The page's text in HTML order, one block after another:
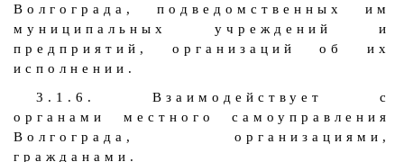
Волгограда, подведомственных им
муниципальных учреждений и
предприятий, организаций об их
исполнении.
3.1.6. Взаимодействует с
органами местного самоуправления
Волгограда, организациями,
гражданами.